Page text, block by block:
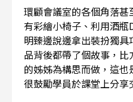
環顧會議室的各個角落甚
有彩繪小椅子、利用酒
明臻邊說邊拿出裝扮獨
品背後都帶了個故事，
的姊姊為構思而做，這
很鼓勵學員於課堂上分享